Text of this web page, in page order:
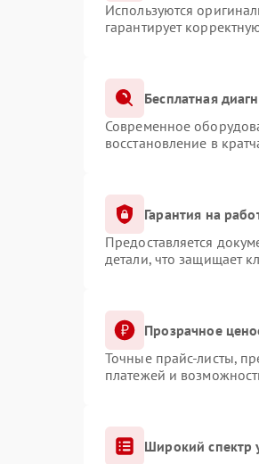
Используются
гарантирует
Бесплатная
Современное
восстановление в
Гарантия на
Предоставляется
детали, что защищает
Прозрачное
Точные прайс-листы,
платежей и
Широкий спектр